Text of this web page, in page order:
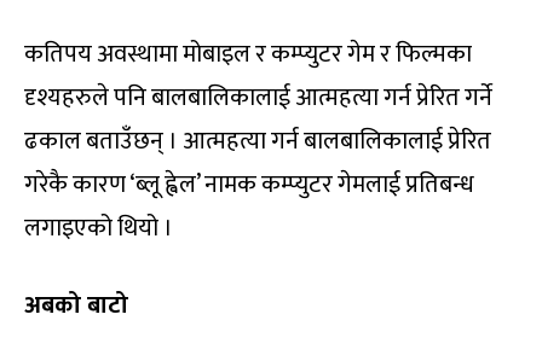
कतिपय अवस्थामा मोबाइल र कम्प्युटर गेम र फिल्मका
दृश्यहरुले पनि बालबालिकालाई आत्महत्या गर्न प्रेरित गर्ने
ढकाल बताउँछन् । आत्महत्या गर्न बालबालिकालाई प्रेरित
गरेकै कारण ‘ब्लू ह्वेल’ नामक कम्प्युटर गेमलाई प्रतिबन्ध
लगाइएको थियो ।
अबको बाटो